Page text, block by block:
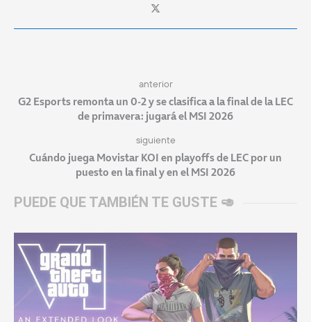
anterior
G2 Esports remonta un 0-2 y se clasifica a la final de la LEC
de primavera: jugará el MSI 2026
siguiente
Cuándo juega Movistar KOI en playoffs de LEC por un
puesto en la final y en el MSI 2026
PUEDE QUE TAMBIÉN TE GUSTE 🥑